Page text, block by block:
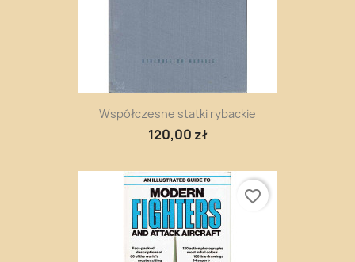
Współczesne statki rybackie
120,00 zł
favorite_border